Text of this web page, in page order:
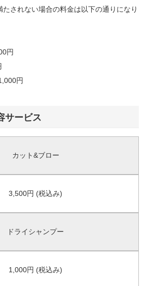
されない場合の料金は以下の通りになり
円
円
サービス
カット&ブロー
3,500円 (税込み)
ドライシャンプー
1,000円 (税込み)